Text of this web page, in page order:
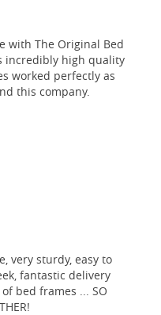
with The Original Bed
incredibly high quality
worked perfectly as
this company.
very sturdy, easy to
fantastic delivery
bed frames ... SO